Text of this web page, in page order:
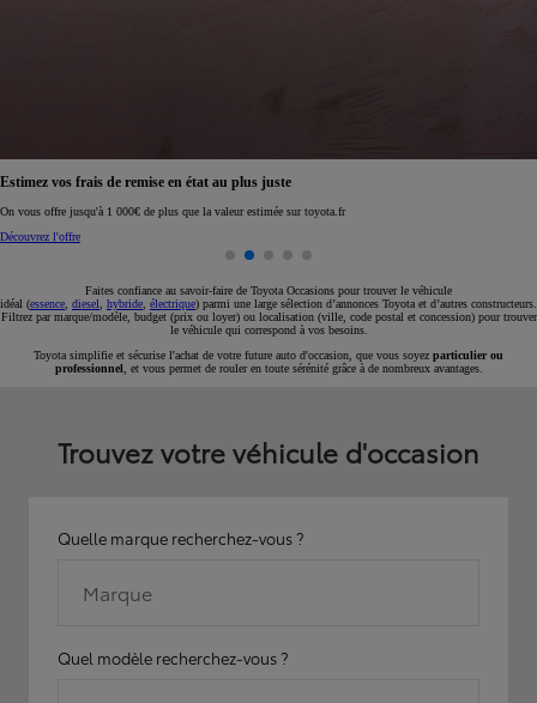
Réservez en ligne votre occasion pour 1€ seulement
Réservez en ligne
Faites confiance au savoir-faire de Toyota Occasions pour trouver le véhicule
idéal (essence diesel hybride électrique) parmi une large sélection d’annonces Toyota et d’autres constructeurs.
Filtrez par marque/modèle, budget (prix ou loyer) ou localisation (ville, code postal et concession) pour trouver
le véhicule qui correspond à vos besoins.
Toyota simplifie et sécurise l'achat de votre future auto d'occasion, que vous soyez particulier ou
professionnel , et vous permet de rouler en toute sérénité grâce à de nombreux avantages.
Trouvez votre véhicule d'occasion
Quelle marque recherchez-vous ?
Marque
Quel modèle recherchez-vous ?